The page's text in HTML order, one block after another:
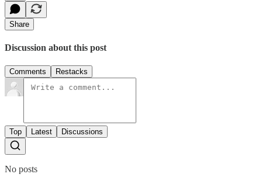
Share
Discussion about this post
Comments Restacks
Top Latest Discussions
No posts